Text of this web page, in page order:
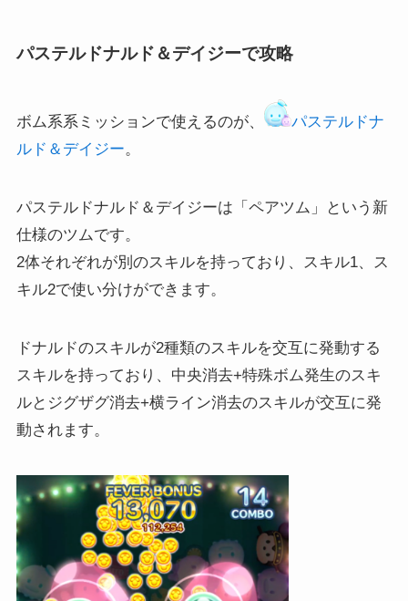
パステルドナルド＆デイジーで攻略
ボム系系ミッションで使えるのが、
パステルドナ
ルド＆デイジー。
パステルドナルド＆デイジーは「ペアツム」という新
仕様のツムです。
2体それぞれが別のスキルを持っており、スキル1、ス
キル2で使い分けができます。
ドナルドのスキルが2種類のスキルを交互に発動する
スキルを持っており、中央消去+特殊ボム発生のスキ
ルとジグザグ消去+横ライン消去のスキルが交互に発
動されます。